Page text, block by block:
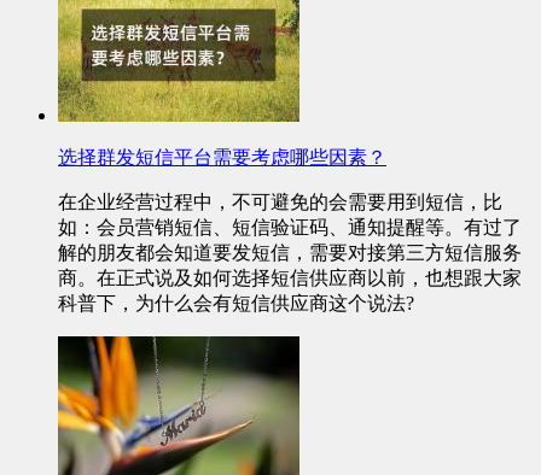
选择群发短信平台需要考虑哪些因素？
在企业经营过程中，不可避免的会需要用到短信，比
如：会员营销短信、短信验证码、通知提醒等。有过了
解的朋友都会知道要发短信，需要对接第三方短信服务
商。在正式说及如何选择短信供应商以前，也想跟大家
科普下，为什么会有短信供应商这个说法?